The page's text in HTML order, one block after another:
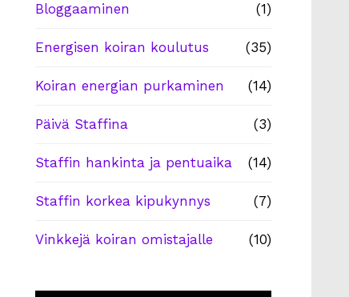
Bloggaaminen (1)
Energisen koiran koulutus (35)
Koiran energian purkaminen (14)
Päivä Staffina (3)
Staffin hankinta ja pentuaika (14)
Staffin korkea kipukynnys (7)
Vinkkejä koiran omistajalle (10)